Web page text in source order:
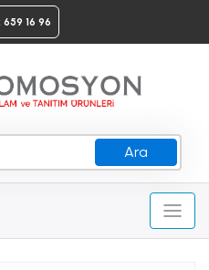
659 16 96
Ara